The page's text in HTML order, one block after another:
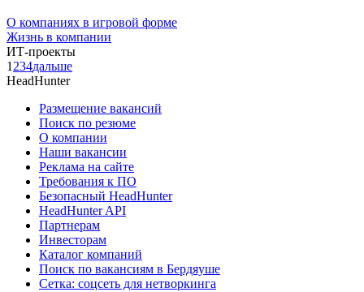
О компаниях в игровой форме
Жизнь в компании
ИТ-проекты
1 234дальше
HeadHunter
Размещение вакансий
Поиск по резюме
О компании
Наши вакансии
Реклама на сайте
Требования к ПО
Безопасный HeadHunter
HeadHunter API
Партнерам
Инвесторам
Каталог компаний
Поиск по вакансиям в Бердяуше
Сетка: соцсеть для нетворкинга